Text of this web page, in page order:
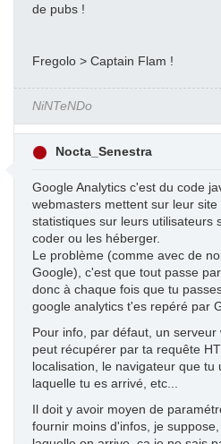
de pubs !
Fregolo > Captain Flam !
NiNTeNDo
Nocta_Senestra
Google Analytics c'est du code
webmasters mettent sur leur
statistiques sur leurs utilisateurs
coder ou les héberger.
Le problème (comme avec de
Google), c'est que tout passe
donc à chaque fois que tu
google analytics t'es repéré par
Pour info, par défaut, un
peut récupérer par ta requête
localisation, le navigateur que tu
laquelle tu es arrivé, etc...
Il doit y avoir moyen de
fournir moins d'infos, je